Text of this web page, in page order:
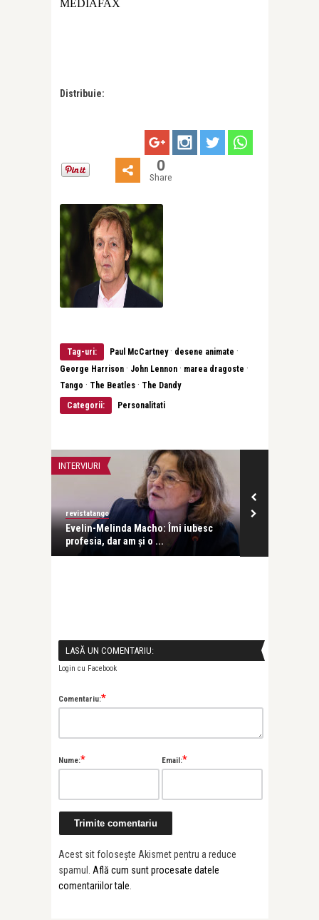
MEDIAFAX
Distribuie:
0
Share
Tag-uri: Paul McCartney· desene animate ·
George Harrison · John Lennon · marea dragoste ·
Tango · The Beatles · The Dandy
Categorii:
Personalitati
INTERVIURI
revistatango
Evelin-Melinda Macho: Îmi iubesc
profesia, dar am și o ...
LASĂ UN COMENTARIU:
Login cu Facebook
Comentariu:*
Nume:* Email:*
Acest sit folosește Akismet pentru a reduce
spamul. Află cum sunt procesate datele
comentariilor tale